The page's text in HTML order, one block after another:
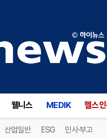
웰니스 MEDIK 헬스
산업일반 ESG 인사·부고